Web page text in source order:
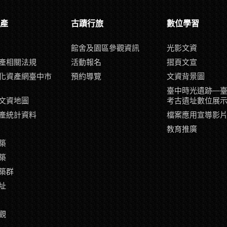
相關法規
資產網臺中市
資地圖
統計資料
群
古蹟行旅
館舍及園區參觀資訊
活動報名
預約導覽
數位學習
光影文資
摺頁文宣
文資背景圖
臺中時光遺跡—
考古遺址數位展
檔案應用宣導影
教育推廣